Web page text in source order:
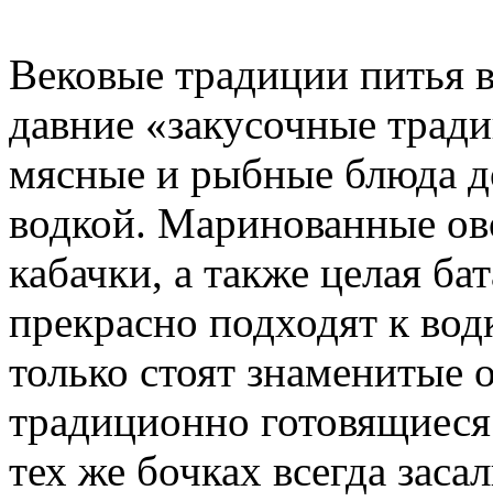
Вековые традиции питья
давние «закусочные
мясные и рыбные блюда
водкой. Маринованные
кабачки, а также целая
прекрасно подходят к
только стоят знаменитые
традиционно
тех же бочках всегда